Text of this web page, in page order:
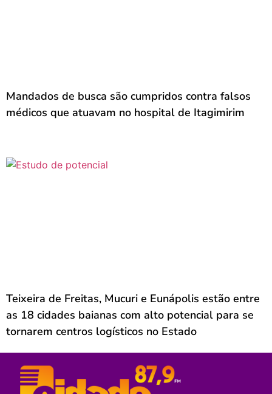
Mandados de busca são cumpridos contra falsos
médicos que atuavam no hospital de Itagimirim
Teixeira de Freitas, Mucuri e Eunápolis estão entre
as 18 cidades baianas com alto potencial para se
tornarem centros logísticos no Estado